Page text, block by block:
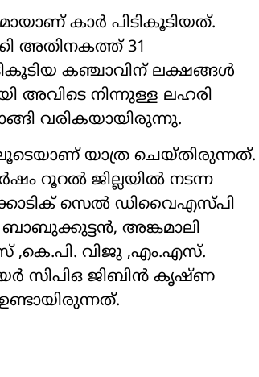
കാർ പിടികൂടിയത്.
അതിനകത്ത് 31
കഞ്ചാവിന് ലക്ഷങ്ങൾ
അവിടെ നിന്നുള്ള ലഹരി
വരികയായിരുന്നു.
യാത്ര ചെയ്തിരുന്നത്.
റൂറൽ ജില്ലയിൽ നടന്ന
സെൽ ഡിവൈഎസ്പി
അങ്കമാലി
,കെ.പി. വിജു ,എം.എസ്.
സിപിഒ ജിബിൻ കൃഷ്ണ